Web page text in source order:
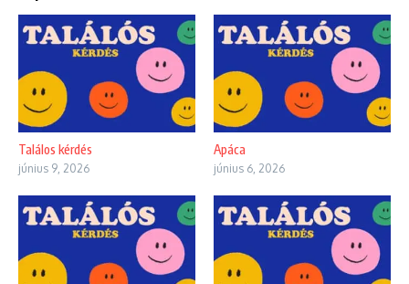
Találos kérdés
június 9, 2026
Apáca
június 6, 2026